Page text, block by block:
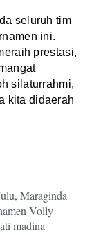
seluruh tim
ini.
prestasi,
silaturrahmi,
kita didaerah
, Maraginda
Volly
madina